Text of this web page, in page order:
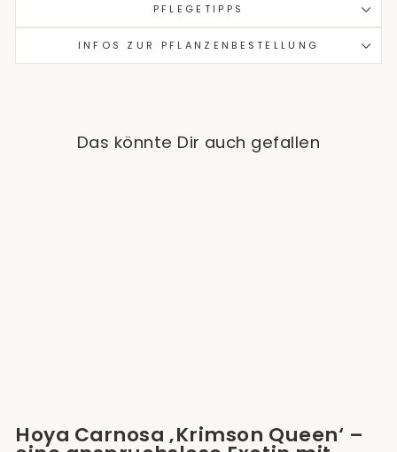
PFLEGETIPPS
INFOS ZUR PFLANZENBESTELLUNG
Das könnte Dir auch gefallen
Hoya Carnosa ‚Krimson Queen‘ –